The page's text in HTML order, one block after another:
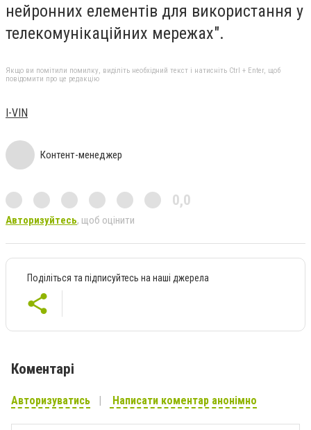
нейронних елементів для використання у
телекомунікаційних мережах".
Якщо ви помітили помилку, виділіть необхідний текст і натисніть Ctrl + Enter, щоб
повідомити про це редакцію
I-VIN
Контент-менеджер
0,0
Авторизуйтесь, щоб оцінити
Поділіться та підписуйтесь на наші джерела
Коментарі
Авторизуватись Написати коментар анонімно